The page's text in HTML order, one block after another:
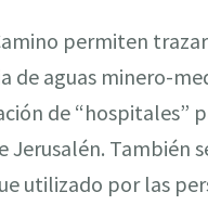
permiten
de aguas minero-
de “hospitales”
Jerusalén. También
utilizado por las